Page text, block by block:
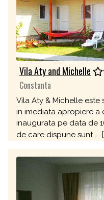
Vila Aty and Michelle
Constanta
Vila Aty & Michelle este
in imediata apropiere a
inaugurata pe data de
de care dispune sunt ... [